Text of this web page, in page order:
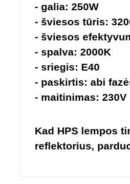
- galia: 250W
- šviesos tūris:
- šviesos
- spalva: 2000K
- sriegis: E40
- paskirtis: abi
- maitinimas: 230V
Kad HPS lempos
reflektorius,